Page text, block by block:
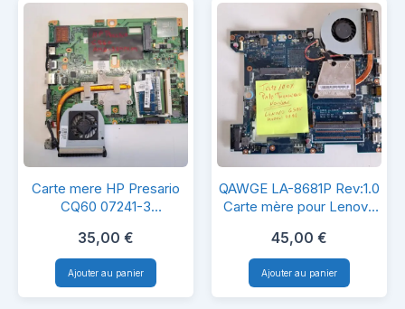
Acer
/
Packard
Bell
Asus
K73/X73/R73
Carte
mere
HP
Presario
CQ60
Carte mere HP Presario
CQ60 07241-3
35,00 €
Ajouter au panier
QAWGE
LA-
8681P
Rev:1.0
Carte
QAWGE LA-8681P Rev:1.0
Carte mère pour Lenovo
45,00 €
Ajouter au panier